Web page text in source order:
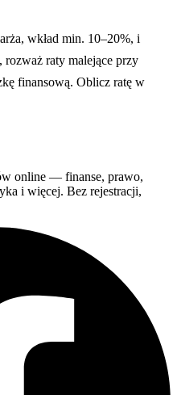
wkład min. 10–20%, i
raty malejące przy
finansową. Oblicz ratę w
online — finanse, prawo,
i więcej. Bez rejestracji,